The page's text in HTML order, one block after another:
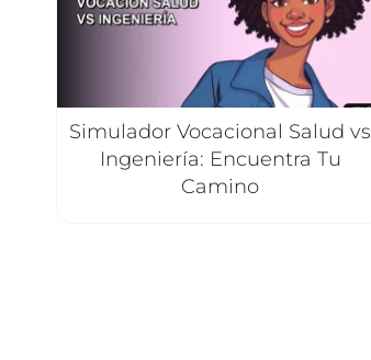
Simulador Vocacional Salud vs
Ingeniería: Encuentra Tu
Camino